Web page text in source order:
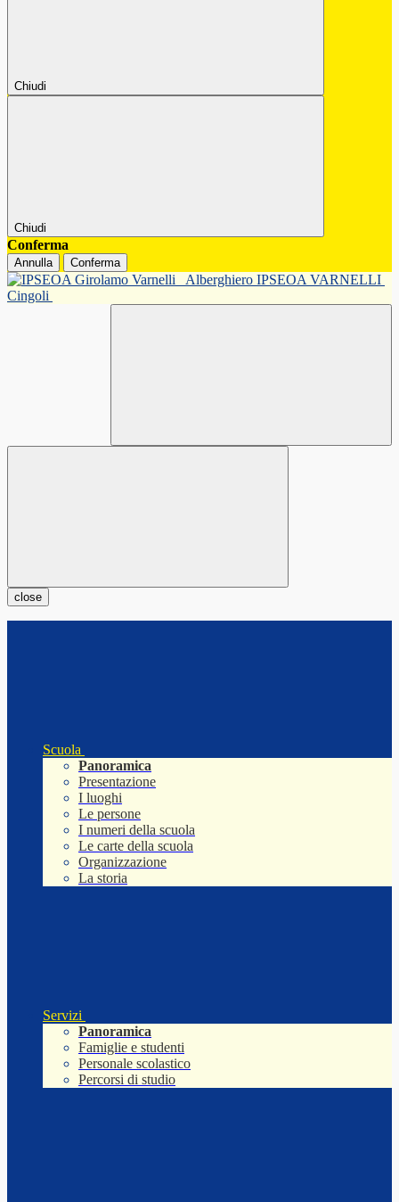
Chiudi
Chiudi
Conferma
Annulla Conferma
Alberghiero IPSEOA VARNELLI
Cingoli
close
Scuola
Panoramica
Presentazione
I luoghi
Le persone
I numeri della scuola
Le carte della scuola
Organizzazione
La storia
Servizi
Panoramica
Famiglie e studenti
Personale scolastico
Percorsi di studio